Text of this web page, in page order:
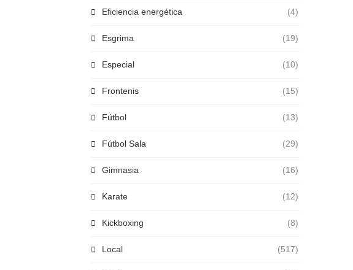
Eficiencia energética (4)
Esgrima (19)
Especial (10)
Frontenis (15)
Fútbol (13)
Fútbol Sala (29)
Gimnasia (16)
Karate (12)
Kickboxing (8)
Local (517)